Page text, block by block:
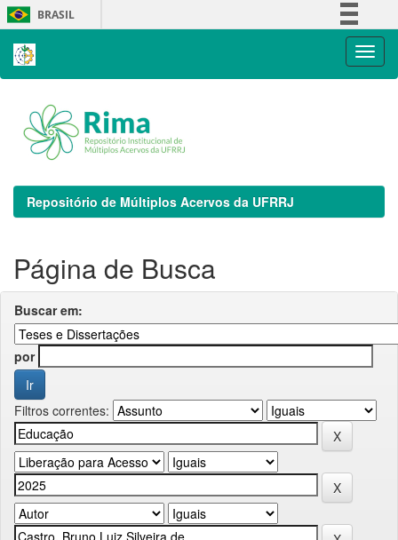
Skip
navigation
BRASIL
Repositório de Múltiplos Acervos da UFRRJ
Página de Busca
Buscar em:
por
Filtros correntes: